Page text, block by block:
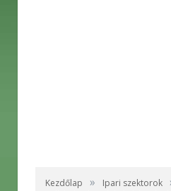
Kezdőlap » Ipari szektorok